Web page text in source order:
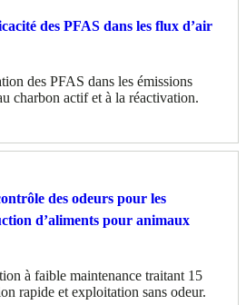
des PFAS dans les flux d’air
des PFAS dans les émissions
charbon actif et à la réactivation.
des odeurs pour les
d’aliments pour animaux
à faible maintenance traitant 15
rapide et exploitation sans odeur.